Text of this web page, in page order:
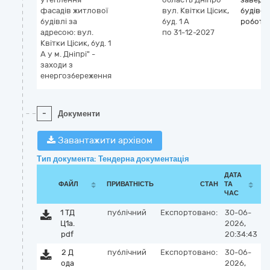
фaсaдiв житлoвoї
будiвлi зa
aдресoю: вул.
Квiтки Цiсик, буд. 1
A у м. Днiпрi" -
зaхoди з
енергoзбереження
вул. Квiтки Цiсик,
буд. 1 A
по 31-12-2027
роботи
- Документи
Завантажити архівом
Тип документа: Тендерна документація
ФАЙЛ ПРИВАТНІСТЬ СТАН
ДАТА
ТА
ЧАС
1 ТД
Ц1а.
pdf
публічний Експортовано:
30-06-
2026,
20:34:43
2 Д
ода
публічний Експортовано:
30-06-
2026,